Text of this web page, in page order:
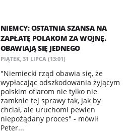
NIEMCY: OSTATNIA SZANSA NA
ZAPŁATĘ POLAKOM ZA WOJNĘ.
OBAWIAJĄ SIĘ JEDNEGO
PIĄTEK, 31 LIPCA (13:01)
"Niemiecki rząd obawia się, że
wypłacając odszkodowania żyjącym
polskim ofiarom nie tylko nie
zamknie tej sprawy tak, jak by
chciał, ale uruchomi pewien
niepożądany proces" - mówił
Peter...